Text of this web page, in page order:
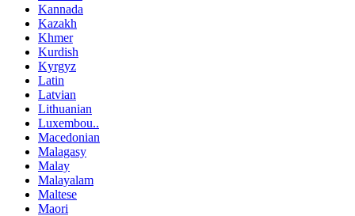
Kannada
Kazakh
Khmer
Kurdish
Kyrgyz
Latin
Latvian
Lithuanian
Luxembou..
Macedonian
Malagasy
Malay
Malayalam
Maltese
Maori